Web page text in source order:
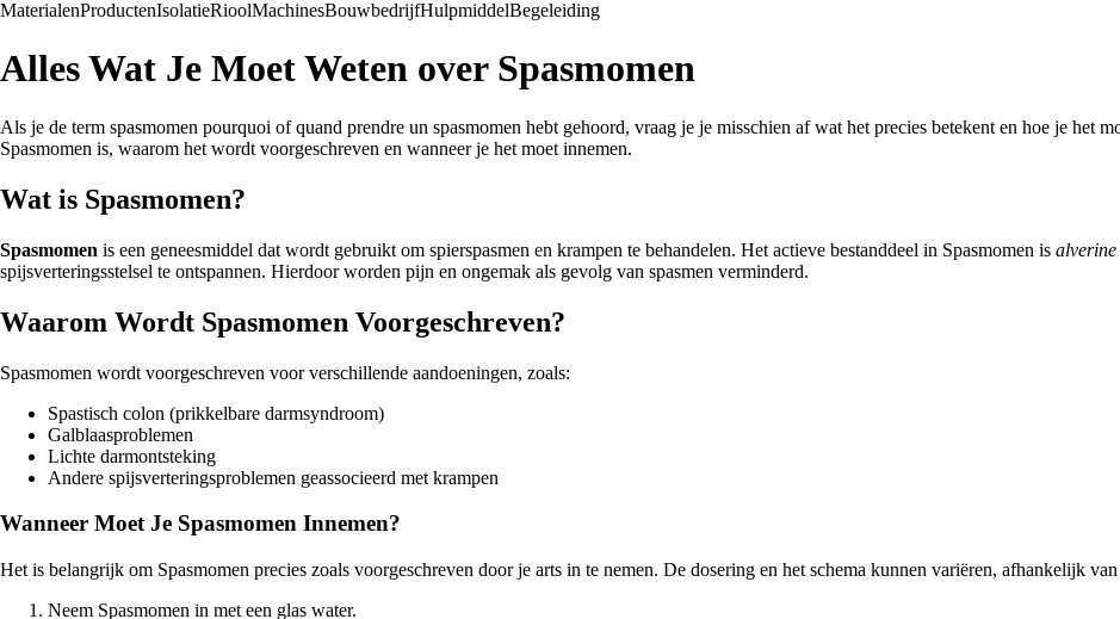
MaterialenProductenIsolatieRioolMachinesBouwbedrijfHulpmiddelBegeleiding
Alles Wat Je Moet Weten over Spasmomen
Als je de term spasmomen pourquoi of quand prendre un spasmomen hebt gehoord, vraag je je misschien af wat het precies betekent en hoe je het
Spasmomen is, waarom het wordt voorgeschreven en wanneer je het moet innemen.
Wat is Spasmomen?
Spasmomen is een geneesmiddel dat wordt gebruikt om spierspasmen en krampen te behandelen. Het actieve bestanddeel in Spasmomen is
spijsverteringsstelsel te ontspannen. Hierdoor worden pijn en ongemak als gevolg van spasmen verminderd.
Waarom Wordt Spasmomen Voorgeschreven?
Spasmomen wordt voorgeschreven voor verschillende aandoeningen, zoals:
Spastisch colon (prikkelbare darmsyndroom)
Galblaasproblemen
Lichte darmontsteking
Andere spijsverteringsproblemen geassocieerd met krampen
Wanneer Moet Je Spasmomen Innemen?
Het is belangrijk om Spasmomen precies zoals voorgeschreven door je arts in te nemen. De dosering en het schema kunnen variëren, afhankelijk
Neem Spasmomen in met een glas water.